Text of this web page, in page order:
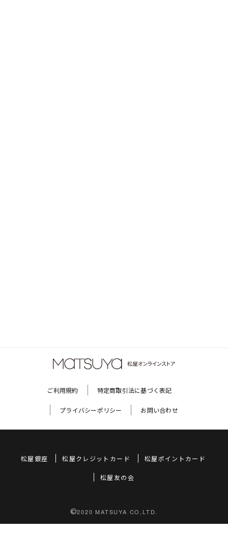
ご利用規約 特定商取引法に基づく表記
プライバシーポリシー お問い合わせ
松屋銀座 松屋クレジットカード 松屋ポイントカード
松屋友の会
©2020 MATSUYA CO,LTD.